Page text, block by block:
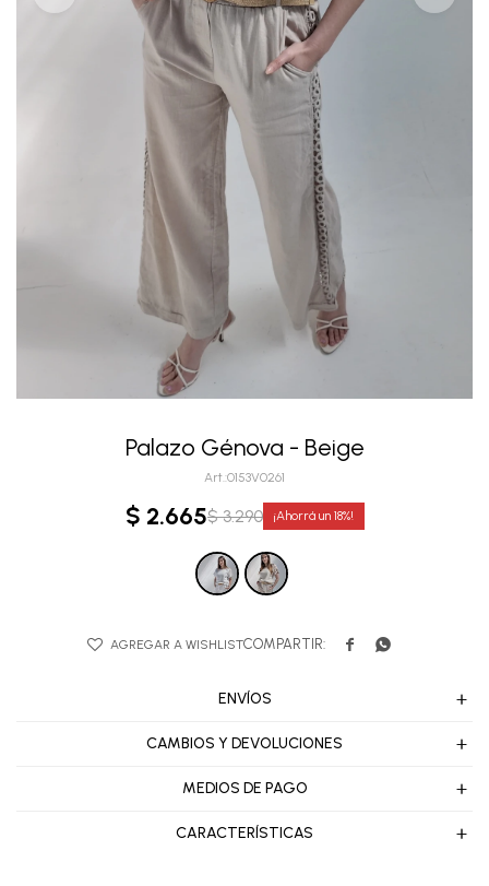
Palazo Génova - Beige
0153V0261
$ 2.665$ 3.290 18
 
ENVÍOS
CAMBIOS Y DEVOLUCIONES
MEDIOS DE PAGO
CARACTERÍSTICAS